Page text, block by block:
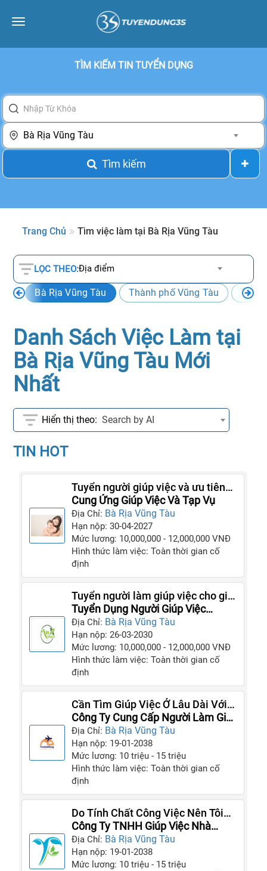
Toggle
TÌM KIẾM TIN TUYỂN DỤNG
Bà Rịa Vũng Tàu
Tìm kiếm
Trang Chủ Tìm việc làm tại Bà Rịa Vũng Tàu
LỌC THEO:Địa điểm
Bà Rịa Vũng Tàu Thành phố Vũng Tàu
Danh Sách Việc Làm tại
Bà Rịa Vũng Tàu Mới
Nhất
Search by AI
TIN HOT
Tuyển người giúp việc và ưu tiên
làm lâu dài
Cung Ứng Giúp Việc Và Tạp Vụ
Địa Chỉ: Bà Rịa Vũng Tàu
Hạn nộp: 30-04-2027
Mức lương: 10,000,000 - 12,000,000 VNĐ
Hình thức làm việc: Toàn thời gian cố
định
Tuyển người làm giúp việc cho gia
đình mình gấp
Tuyển Dụng Người Giúp Việc
Lương Cao
Địa Chỉ: Bà Rịa Vũng Tàu
Hạn nộp: 26-03-2030
Mức lương: 10,000,000 - 12,000,000 VNĐ
Hình thức làm việc: Toàn thời gian cố
định
Cần Tìm Giúp Việc Ở Lâu Dài Với
Gia Đình Tôi Ít Xin Nghỉ
Công Ty Cung Cấp Người Làm Giúp
Việc Gia Đình
Địa Chỉ: Bà Rịa Vũng Tàu
Hạn nộp: 19-01-2038
Mức lương: 10 triệu - 15 triệu
Hình thức làm việc: Toàn thời gian cố
định
Do Tính Chất Công Việc Nên Tôi
Cần Tuyển Gấp 3 Giúp Việc Cho
Gia Đình
Công Ty TNHH Giúp Việc Nhà
Thiên Phúc
Địa Chỉ: Bà Rịa Vũng Tàu
Hạn nộp: 19-01-2038
Mức lương: 10 triệu - 15 triệu